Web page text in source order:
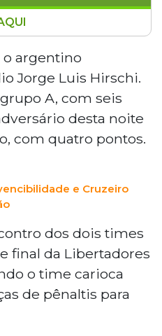
fora de casa
rodada da fase
O Rubro-negro
na Argentina,
seis pontos. O
Porteño, no Paraguai,
com quatro pontos.
às 20h30.
o argentino
Jorge Luis Hirschi.
A, com seis
desta noite
com quatro pontos.
e Cruzeiro
dos dois times
final da Libertadores
o time carioca
de pênaltis para